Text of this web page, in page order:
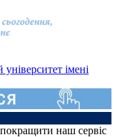
імені
наш сервіс